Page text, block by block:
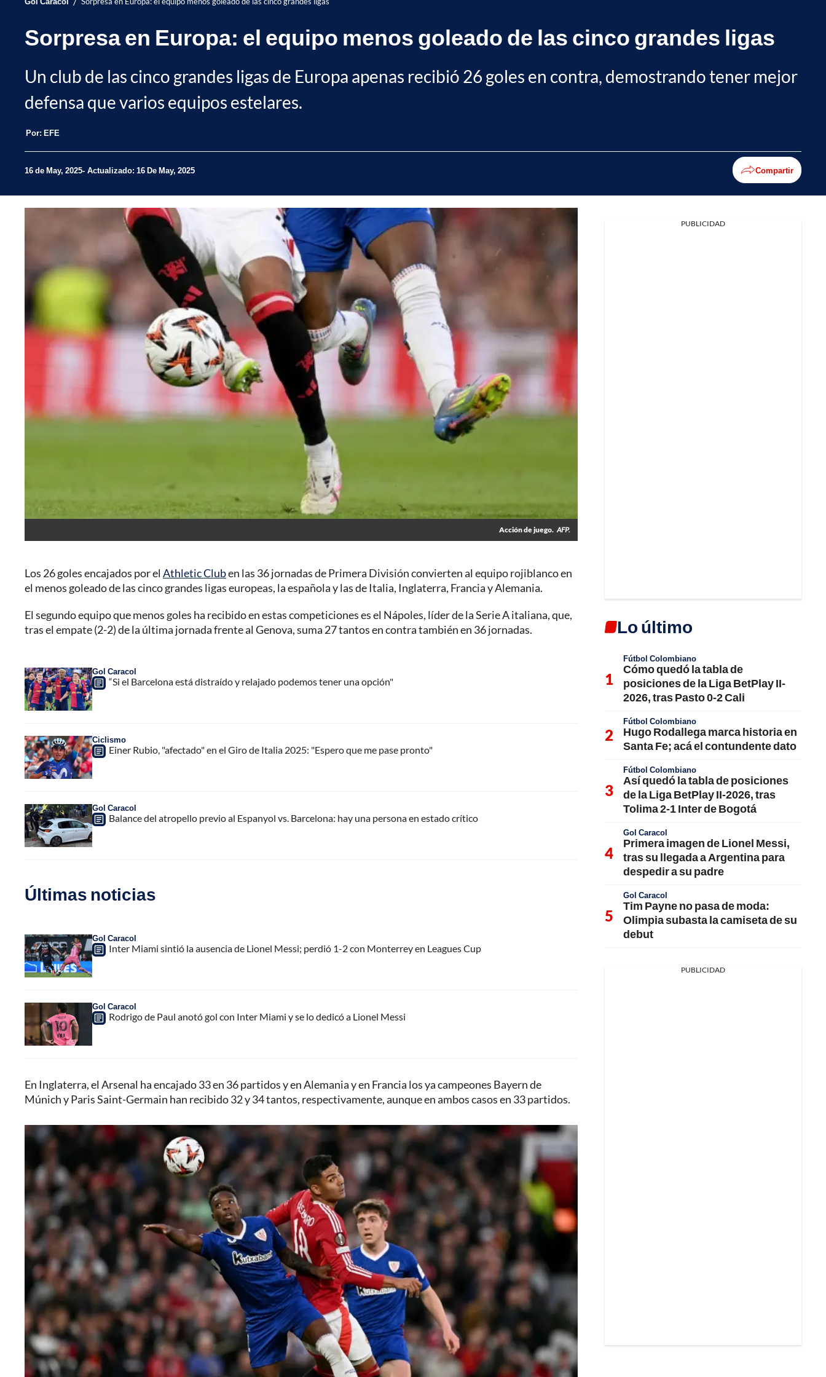
Sorpresa en Europa: el equipo menos goleado de las cinco grandes ligas
Un club de las cinco grandes ligas de Europa apenas recibió 26 goles en contra, demostrando tener mejor
defensa que varios equipos estelares.
Por: EFE
16 de May, 2025 Actualizado: 16 De May, 2025 Compartir
Acción de juego. AFP.
Los 26 goles encajados por el Athletic Cluben las 36 jornadas de Primera División convierten al equipo rojiblanco en
el menos goleado de las cinco grandes ligas europeas, la española y las de Italia, Inglaterra, Francia y Alemania.
El segundo equipo que menos goles ha recibido en estas competiciones es el Nápoles, líder de la Serie A italiana, que,
tras el empate (2-2) de la última jornada frente al Genova, suma 27 tantos en contra también en 36 jornadas.
Gol Caracol
“Si el Barcelona está distraído y relajado podemos tener una opción"
Ciclismo
Einer Rubio, "afectado" en el Giro de Italia 2025: "Espero que me pase pronto"
Gol Caracol
Balance del atropello previo al Espanyol vs. Barcelona: hay una persona en estado crítico
Últimas noticias
Gol Caracol
Inter Miami sintió la ausencia de Lionel Messi; perdió 1-2 con Monterrey en Leagues Cup
Gol Caracol
Rodrigo de Paul anotó gol con Inter Miami y se lo dedicó a Lionel Messi
En Inglaterra, el Arsenal ha encajado 33 en 36 partidos y en Alemania y en Francia los ya campeones Bayern de
Múnich y Paris Saint-Germain han recibido 32 y 34 tantos, respectivamente, aunque en ambos casos en 33 partidos.
PUBLICIDAD
Lo último
Fútbol Colombiano
Cómo quedó la tabla de
posiciones de la Liga BetPlay II-
2026, tras Pasto 0-2 Cali
Fútbol Colombiano
Hugo Rodallega marca historia en
Santa Fe; acá el contundente dato
Fútbol Colombiano
Así quedó la tabla de posiciones
de la Liga BetPlay II-2026, tras
Tolima 2-1 Inter de Bogotá
Gol Caracol
Primera imagen de Lionel Messi,
tras su llegada a Argentina para
despedir a su padre
Gol Caracol
Tim Payne no pasa de moda:
Olimpia subasta la camiseta de su
debut
PUBLICIDAD